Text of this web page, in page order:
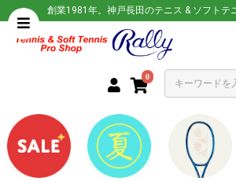
創業1981年。神戸長田のテニス & ソフトテ
0